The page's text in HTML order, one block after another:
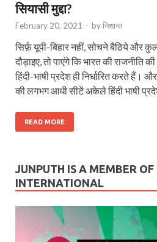
सियासी मुद्दा?
February 20, 2021 - byनिशान्त
सिर्फ़ यूपी-बिहार नहीं, सोचने बैठिये और
दौड़ाइए, तो पाएंगे कि भारत की राजनीति
हिंदी-भाषी प्रदेश ही निर्धारित करते हैं।
की लगभग आधी सीटें अकेले हिंदी भाषी
READ MORE
JUNPUTH IS A MEMBER OF
INTERNATIONAL